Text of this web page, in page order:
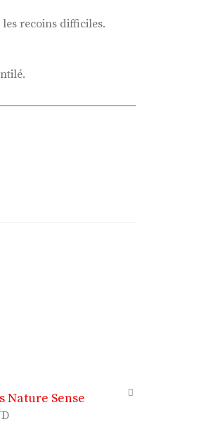
recoins difficiles.
Nature Sense